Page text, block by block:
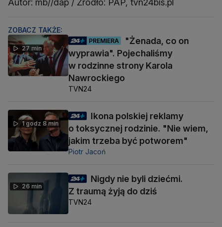
Autor: mb//dap / Źródło: PAP, tvn24bis.pl
ZOBACZ TAKŻE:
27 min
PREMIERA
"Żenada, co on
wyprawia". Pojechaliśmy
w rodzinne strony Karola
Nawrockiego
TVN24
1 godz 8 min
Ikona polskiej reklamy
o toksycznej rodzinie. "Nie wiem,
jakim trzeba być potworem"
Piotr Jacoń
26 min
Nigdy nie byli dziećmi.
Z traumą żyją do dziś
TVN24